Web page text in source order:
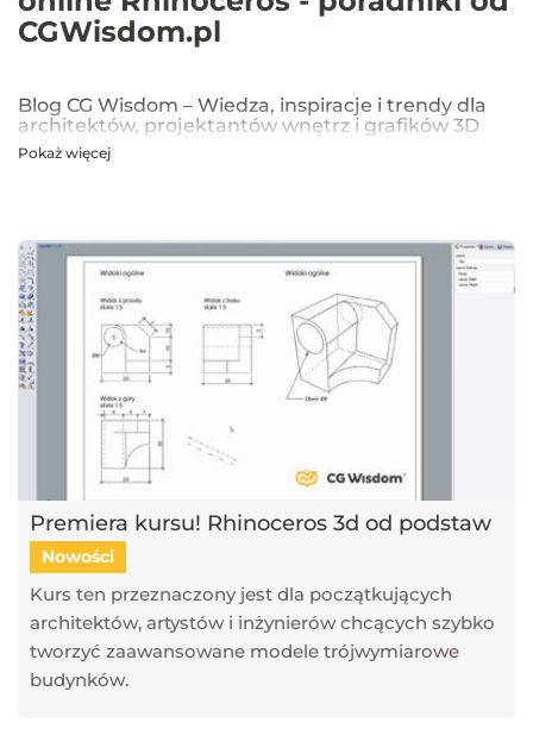
CGWisdom.pl
Blog CG Wisdom – Wiedza, inspiracje i trendy dla
architektów, projektantów wnętrz i grafików 3D
Na blogu CG Wisdom znajdziesz praktyczne porady, inspiracje oraz
które pomagają tworzyć profesjonalne i fotorealistyczne wizualizacje.
Dowiesz się również, jak sztuczna inteligencja zmienia pracę
projektantów, jakie są najlepsze praktyki w renderingu oraz jak
optymalizować proces projektowy. Śledź nasz blog, aby pozostać na
bieżąco z technologią i rozwijać swoje umiejętności w projektowaniu
przestrzeni i wizualizacji 3D!
Pokaż więcej
Premiera kursu! Rhinoceros 3d od podstaw
Nowości
Kurs ten przeznaczony jest dla początkujących
architektów, artystów i inżynierów chcących szybko
tworzyć zaawansowane modele trójwymiarowe
budynków.